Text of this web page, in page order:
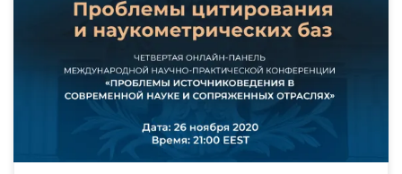
источниковедения в современной науке и
сопряженных отраслях». Сегодня, 26 ноября, состоится
киевскому времени/ в 22:00 по московскому). Тема
дискуссии для ведущих экспертов из разных областей
деятельности и исследований: цитирование и